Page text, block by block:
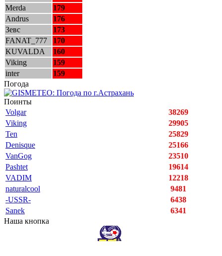
Merda
179
Andrus
176
Зевс
173
FANAT_777
170
KUVALDA
160
Viking
159
inter
159
Погода
Поинты
Volgar
38269
Viking
29905
Ten
25829
Denisque
25166
VanGog
23510
Pashtet
19614
VADIM
12218
naturalcool
9481
-USSR-
6438
Sanek
6341
Наша кнопка